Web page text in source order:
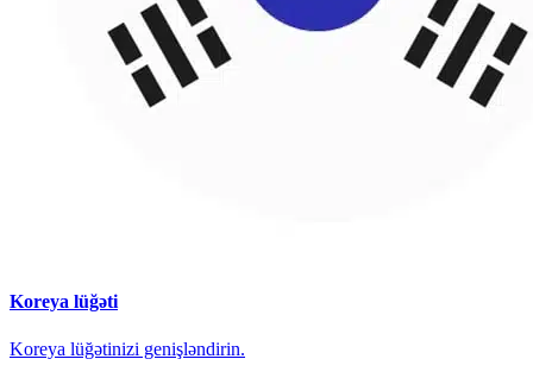
Koreya lüğəti
Koreya lüğətinizi genişləndirin.